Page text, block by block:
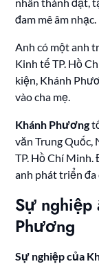
đam mê âm nhạc.
Anh có một anh
Kinh tế TP. Hồ
kiện, Khánh
vào cha mẹ.
Khánh Phương
văn Trung Quốc,
TP. Hồ Chí Minh.
anh phát triển đa
Sự nghiệp
Phương
Sự nghiệp của